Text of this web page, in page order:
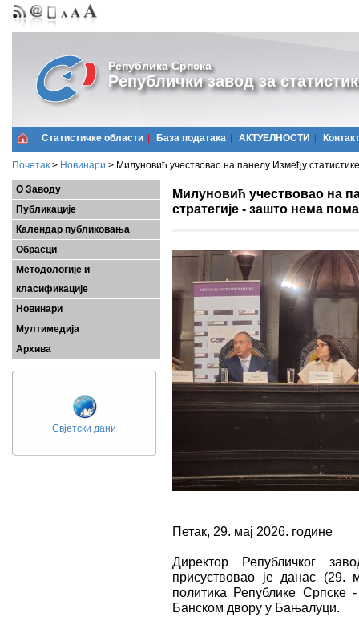
Република Српска
Републички завод за
Статистичке области Базa података АКТУЕЛНОСТИ Контакт
Почетак > Новинари > Милуновић учествовао на панелу Између
О Заводу
Публикације
Календар публиковања
Обрасци
Методологије и
класификације
Новинари
Мултимедија
Архива
Свјетски дани
Милуновић учествовао на
стратегије - зашто нема
Петак, 29. мај 2026. године
Директор Републичког
присуствовао је данас (29.
политика Републике Српске
Банском двору у Бањалуци.